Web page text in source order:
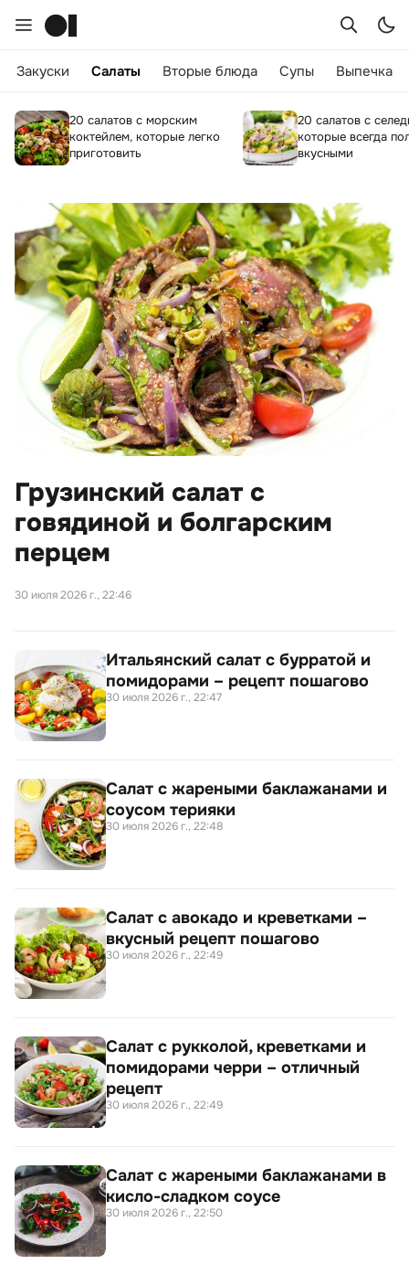
Закуски Салаты Вторые блюда Супы Выпечка
20 салатов с морским
коктейлем, которые легко
приготовить
20 салатов с
которые всегда
вкусными
Грузинский салат с
говядиной и болгарским
перцем
30 июля 2026 г., 22:46
Итальянский салат с бурратой и
помидорами – рецепт пошагово
30 июля 2026 г., 22:47
Салат с жареными баклажанами и
соусом терияки
30 июля 2026 г., 22:48
Салат с авокадо и креветками –
вкусный рецепт пошагово
30 июля 2026 г., 22:49
Салат с рукколой, креветками и
помидорами черри – отличный
рецепт
30 июля 2026 г., 22:49
Салат с жареными баклажанами в
кисло-сладком соусе
30 июля 2026 г., 22:50